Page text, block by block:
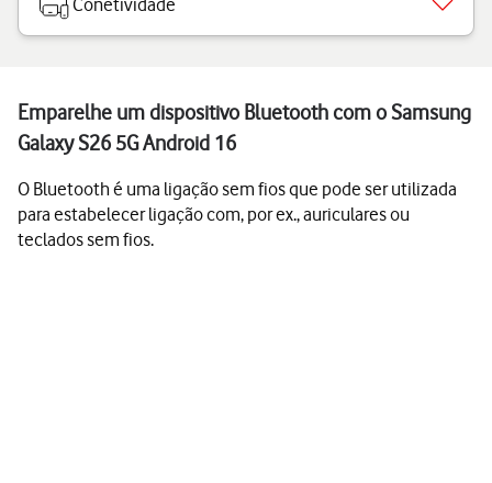
Conetividade
Emparelhe um dispositivo Bluetooth com o Samsung
Galaxy S26 5G Android 16
O Bluetooth é uma ligação sem fios que pode ser utilizada
para estabelecer ligação com, por ex., auriculares ou
teclados sem fios.